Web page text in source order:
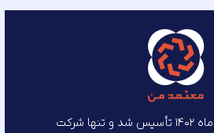
در آبان‌ماه ۱۴۰۲ تأسیس شد و تنها شرکت